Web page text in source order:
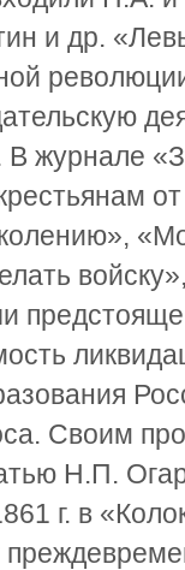
и др.
В журнале
Своим
Н.П.
г. в